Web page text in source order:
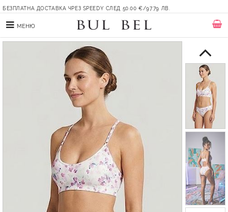
БЕЗПЛАТНА ДОСТАВКА ЧРЕЗ SPEEDY СЛЕД 50.00 €/97.79 ЛВ.
МЕНЮ